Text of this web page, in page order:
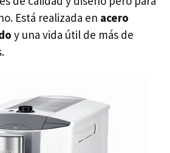
Está realizada en acero
y una vida útil de más de